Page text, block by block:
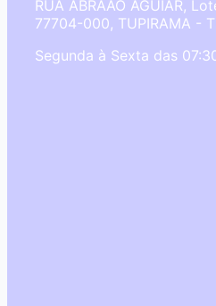
RUA ABRAAO AGUIAR,
77704-000, TUPIRAMA -
Segunda à Sexta das